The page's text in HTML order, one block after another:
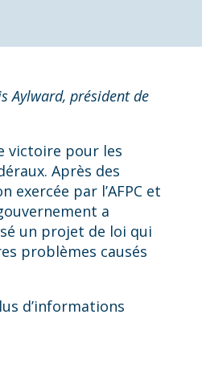
Aylward, président de
victoire pour les
Après des
exercée par l’AFPC et
a
un projet de loi qui
problèmes causés
d’informations